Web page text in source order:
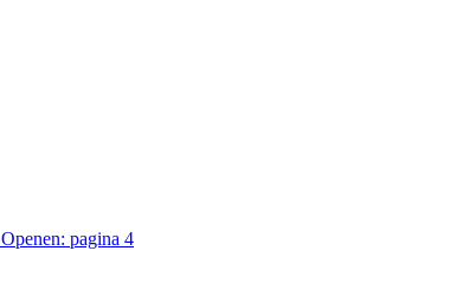
Openen: pagina 4